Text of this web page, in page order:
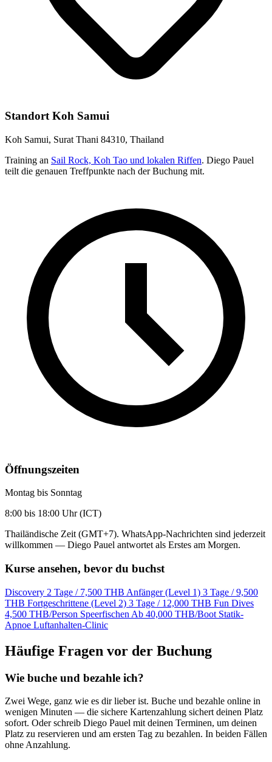
Standort Koh Samui
Koh Samui, Surat Thani 84310, Thailand
Training an Sail Rock, Koh Tao und lokalen Riffen. Diego Pauel
teilt die genauen Treffpunkte nach der Buchung mit.
Öffnungszeiten
Montag bis Sonntag
8:00 bis 18:00 Uhr (ICT)
Thailändische Zeit (GMT+7). WhatsApp-Nachrichten sind jederzeit
willkommen — Diego Pauel antwortet als Erstes am Morgen.
Kurse ansehen, bevor du buchst
Discovery 2 Tage / 7,500 THB Anfänger (Level 1) 3 Tage / 9,500
THB Fortgeschrittene (Level 2) 3 Tage / 12,000 THB Fun Dives
4,500 THB/Person Speerfischen Ab 40,000 THB/Boot Statik-
Apnoe Luftanhalten-Clinic
Häufige Fragen vor der Buchung
Wie buche und bezahle ich?
Zwei Wege, ganz wie es dir lieber ist. Buche und bezahle online in
wenigen Minuten — die sichere Kartenzahlung sichert deinen Platz
sofort. Oder schreib Diego Pauel mit deinen Terminen, um deinen
Platz zu reservieren und am ersten Tag zu bezahlen. In beiden Fällen
ohne Anzahlung.